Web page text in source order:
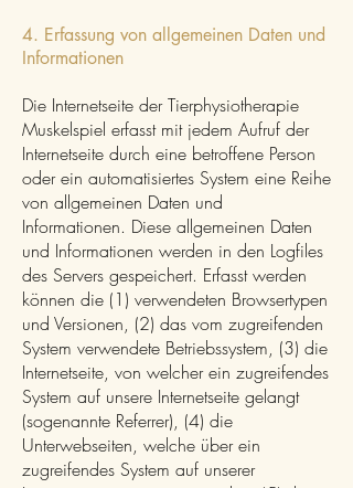
4. Erfassung von allgemeinen Daten und
Informationen
Die Internetseite der Tierphysiotherapie
Muskelspiel erfasst mit jedem Aufruf der
Internetseite durch eine betroffene Person
oder ein automatisiertes System eine Reihe
von allgemeinen Daten und
Informationen. Diese allgemeinen Daten
und Informationen werden in den Logfiles
des Servers gespeichert. Erfasst werden
können die (1) verwendeten Browsertypen
und Versionen, (2) das vom zugreifenden
System verwendete Betriebssystem, (3) die
Internetseite, von welcher ein zugreifendes
System auf unsere Internetseite gelangt
(sogenannte Referrer), (4) die
Unterwebseiten, welche über ein
zugreifendes System auf unserer